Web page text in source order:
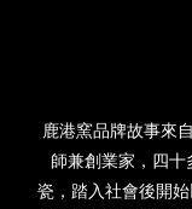
鹿港窯品牌故事來
師兼創業家，四
瓷，踏入社會後開